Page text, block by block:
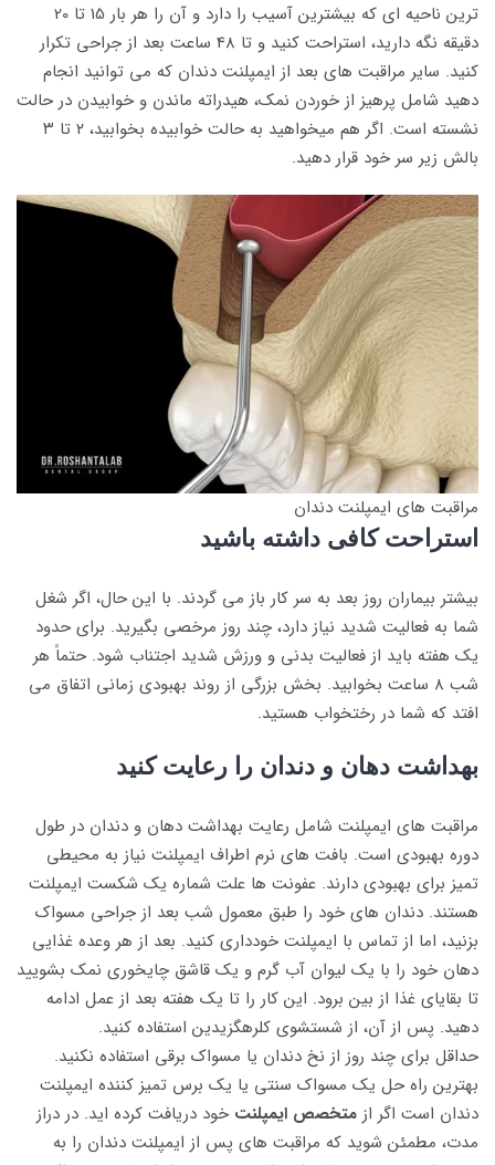
ترین ناحیه ای که بیشترین آسیب را دارد و آن را هر بار 15 تا 20
دقیقه نگه دارید، استراحت کنید و تا 48 ساعت بعد از جراحی تکرار
کنید. سایر مراقبت های بعد از ایمپلنت دندان که می توانید انجام
دهید شامل پرهیز از خوردن نمک، هیدراته ماندن و خوابیدن در حالت
نشسته است. اگر هم میخواهید به حالت خوابیده بخوابید، ۲ تا ۳
بالش زیر سر خود قرار دهید.
مراقبت های ایمپلنت دندان
استراحت کافی داشته باشید
بیشتر بیماران روز بعد به سر کار باز می گردند. با این حال، اگر شغل
شما به فعالیت شدید نیاز دارد، چند روز مرخصی بگیرید. برای حدود
یک هفته باید از فعالیت بدنی و ورزش شدید اجتناب شود. حتماً هر
شب 8 ساعت بخوابید. بخش بزرگی از روند بهبودی زمانی اتفاق می
افتد که شما در رختخواب هستید.
بهداشت دهان و دندان را رعایت کنید
مراقبت های ایمپلنت شامل رعایت بهداشت دهان و دندان در طول
دوره بهبودی است. بافت های نرم اطراف ایمپلنت نیاز به محیطی
تمیز برای بهبودی دارند. عفونت ها علت شماره یک شکست ایمپلنت
هستند. دندان های خود را طبق معمول شب بعد از جراحی مسواک
بزنید، اما از تماس با ایمپلنت خودداری کنید. بعد از هر وعده غذایی
دهان خود را با یک لیوان آب گرم و یک قاشق چایخوری نمک بشویید
تا بقایای غذا از بین برود. این کار را تا یک هفته بعد از عمل ادامه
دهید. پس از آن، از شستشوی کلرهگزیدین استفاده کنید.
حداقل برای چند روز از نخ دندان یا مسواک برقی استفاده نکنید.
بهترین راه حل یک مسواک سنتی یا یک برس تمیز کننده ایمپلنت
دندان است اگر از متخصص ایمپلنت خود دریافت کرده اید. در دراز
مدت، مطمئن شوید که مراقبت های پس از ایمپلنت دندان را به